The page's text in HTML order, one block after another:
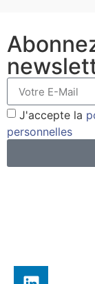
J'accepte la
personnelles